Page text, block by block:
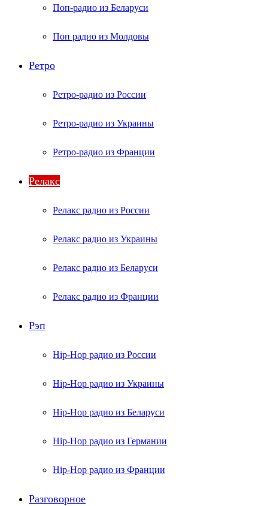
Поп-радио из Беларуси
Поп радио из Молдовы
Ретро
Ретро-радио из России
Ретро-радио из Украины
Ретро-радио из Франции
Релакс
Релакс радио из России
Релакс радио из Украины
Релакс радио из Беларуси
Релакс радио из Франции
Рэп
Hip-Hop радио из России
Hip-Hop радио из Украины
Hip-Hop радио из Беларуси
Hip-Hop радио из Германии
Hip-Hop радио из Франции
Разговорное